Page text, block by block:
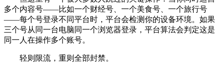
多个内容号——比如一个财经号、一个美食号、一个旅行号
——每个号登录不同平台时，平台会检测你的设备环境。如果
三个号从同一台电脑同一个浏览器登录，平台算法会判定这是
同一人在操作多个账号。
轻则限流，重则全部封禁。